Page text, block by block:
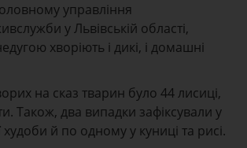
управління
у Львівській області,
хворіють і дикі, і домашні
на сказ тварин було 44 лисиці,
Також, два випадки зафіксували у
худоби й по одному у куниці та рисі.